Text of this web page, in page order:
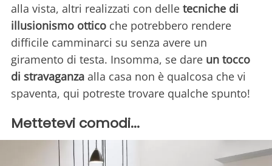
alla vista, altri realizzati con delle tecniche di
illusionismo ottico che potrebbero rendere
difficile camminarci su senza avere un
giramento di testa. Insomma, se dare un tocco
di stravaganza alla casa non è qualcosa che vi
spaventa, qui potreste trovare qualche spunto!
Mettetevi comodi...